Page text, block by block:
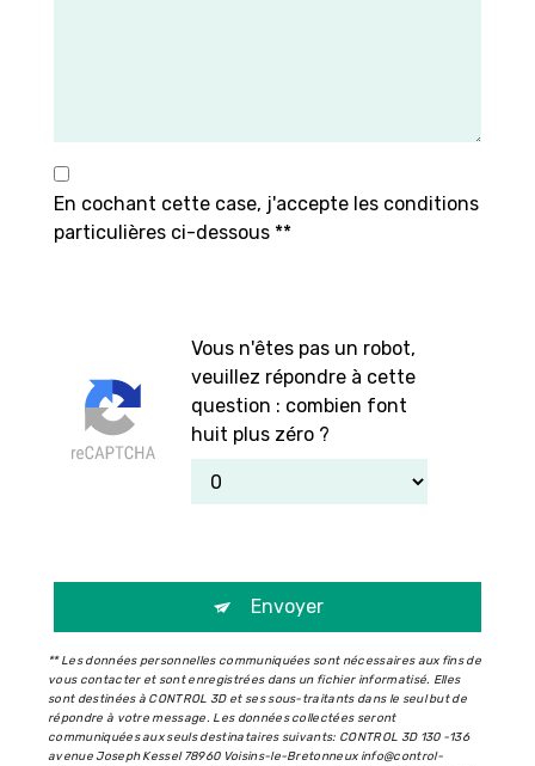
En cochant cette case, j'accepte les conditions
particulières ci-dessous **
Vous n'êtes pas un robot,
veuillez répondre à cette
question : combien font
huit plus zéro ?
Envoyer
** Les données personnelles communiquées sont nécessaires aux fins de
vous contacter et sont enregistrées dans un fichier informatisé. Elles
sont destinées à CONTROL 3D et ses sous-traitants dans le seul but de
répondre à votre message. Les données collectées seront
communiquées aux seuls destinataires suivants: CONTROL 3D 130 -136
avenue Joseph Kessel 78960 Voisins-le-Bretonneux info@control-